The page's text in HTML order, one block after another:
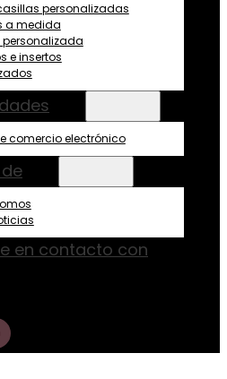
personalizadas
a medida
e insertos
comercio electrónico
en contacto con